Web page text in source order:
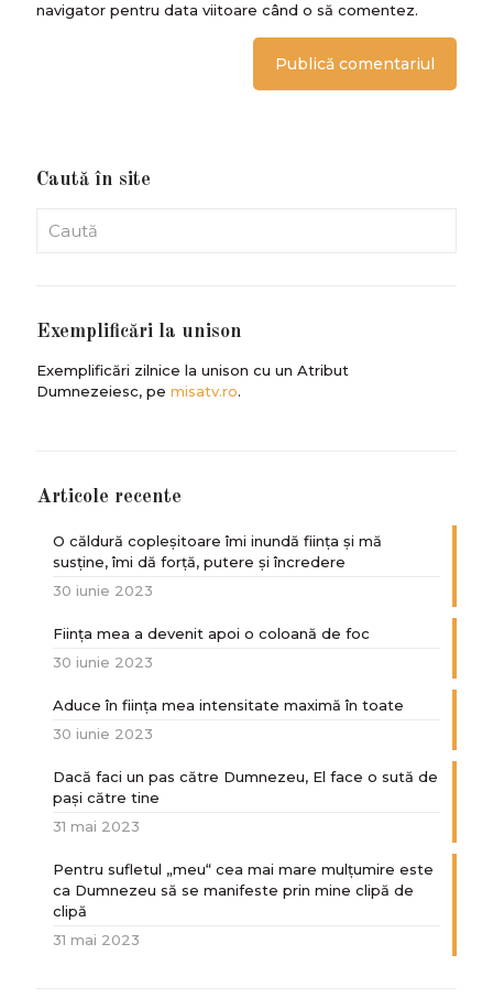
navigator pentru data viitoare când o să comentez.
Caută în site
Exemplificări la unison
Exemplificări zilnice la unison cu un Atribut
Dumnezeiesc, pe misatv.ro.
Articole recente
O căldură copleșitoare îmi inundă ființa și mă
susține, îmi dă forță, putere și încredere
30 iunie 2023
Ființa mea a devenit apoi o coloană de foc
30 iunie 2023
Aduce în ființa mea intensitate maximă în toate
30 iunie 2023
Dacă faci un pas către Dumnezeu, El face o sută de
paşi către tine
31 mai 2023
Pentru sufletul „meu“ cea mai mare mulțumire este
ca Dumnezeu să se manifeste prin mine clipă de
clipă
31 mai 2023